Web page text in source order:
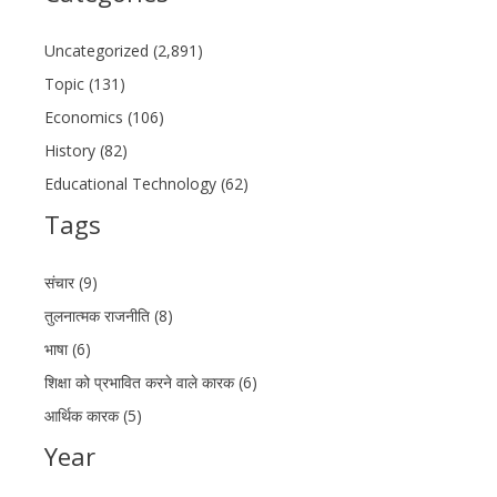
Uncategorized (2,891)
Topic (131)
Economics (106)
History (82)
Educational Technology (62)
Tags
संचार (9)
तुलनात्मक राजनीति (8)
भाषा (6)
शिक्षा को प्रभावित करने वाले कारक (6)
आर्थिक कारक (5)
Year